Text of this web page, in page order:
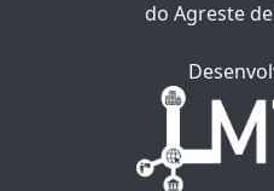
do Agreste